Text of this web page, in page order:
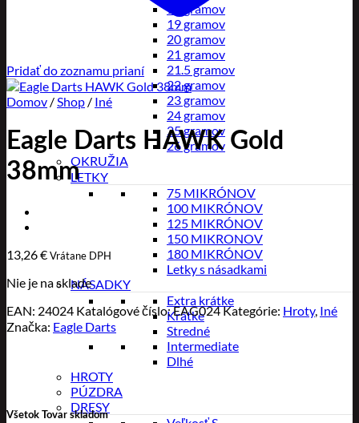
18 gramov
19 gramov
20 gramov
21 gramov
21.5 gramov
22 gramov
23 gramov
24 gramov
25 gramov
26 gramov
OKRUŽIA
LETKY
75 MIKRÓNOV
100 MIKRÓNOV
125 MIKRÓNOV
150 MIKRONOV
180 MIKRÓNOV
Letky s násadkami
NÁSADKY
Extra krátke
Krátke
Stredné
Intermediate
Dlhé
HROTY
PÚZDRA
DRESY
Pridať do zoznamu prianí
Domov / Shop / Iné
Eagle Darts HAWK Gold
38mm
13,26€Vrátane DPH
Nie je na sklade
EAN: 24024 Katalógové číslo:EAG024Kategórie: Hroty, Iné
Značka: Eagle Darts
Všetok Tovar skladom